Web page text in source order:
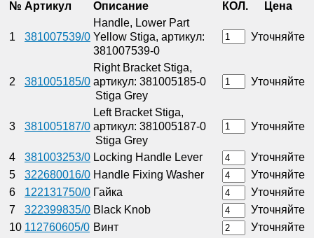
№ Артикул Описание КОЛ. Цена
1 381007539/0
Handle, Lower Part
Yellow Stiga, артикул:
381007539-0
Уточняйте
2 381005185/0
Right Bracket Stiga,
артикул: 381005185-0
Stiga Grey
Уточняйте
3 381005187/0
Left Bracket Stiga,
артикул: 381005187-0
Stiga Grey
Уточняйте
4 381003253/0 Locking Handle Lever
Уточняйте
5
322680016/0 Handle Fixing Washer
Уточняйте
6
122131750/0 Гайка
Уточняйте
7
322399835/0 Black Knob
Уточняйте
10 112760605/0 Винт
Уточняйте